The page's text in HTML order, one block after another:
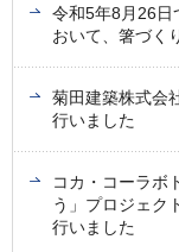
令和5年8月26日
おいて、箸づく
菊田建築株式会
行いました
コカ・コーラボ
う」プロジェク
行いました